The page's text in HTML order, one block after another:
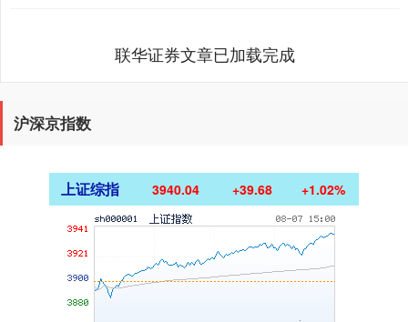
联华证券文章已加载完成
沪深京指数
上证综指 3940.04 +39.68 +1.02%